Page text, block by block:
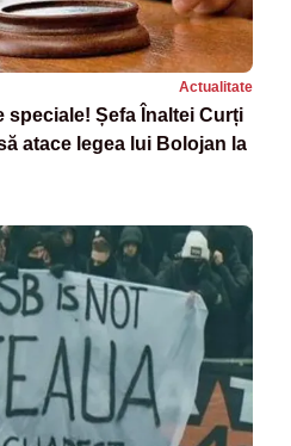
Actualitate
speciale! Șefa Înaltei Curți
atace legea lui Bolojan la